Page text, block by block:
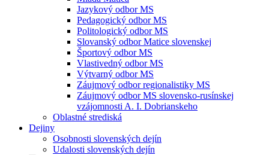
Jazykový odbor MS
Pedagogický odbor MS
Politologický odbor MS
Slovanský odbor Matice slovenskej
Športový odbor MS
Vlastivedný odbor MS
Výtvarný odbor MS
Záujmový odbor regionalistiky MS
Záujmový odbor MS slovensko-rusínskej
vzájomnosti A. I. Dobrianskeho
Oblastné strediská
Dejiny
Osobnosti slovenských dejín
Udalosti slovenských dejín